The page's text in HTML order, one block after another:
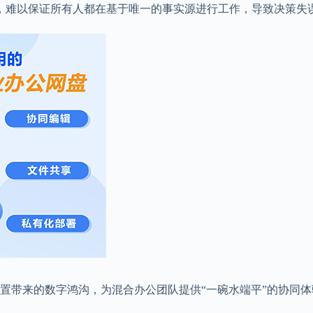
以保证所有人都在基于唯一的事实源进行工作，导致决策失
带来的数字鸿沟，为混合办公团队提供“一碗水端平”的协同